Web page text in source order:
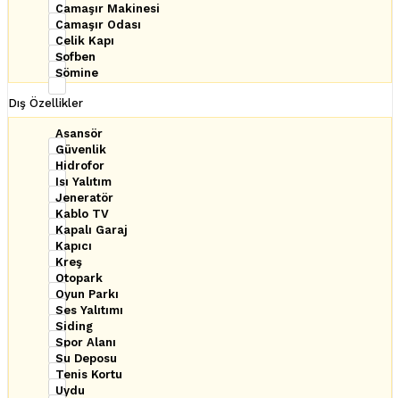
Çamaşır Makinesi
Çamaşır Odası
Çelik Kapı
Şofben
Şömine
Dış Özellikler
Asansör
Güvenlik
Hidrofor
Isı Yalıtım
Jeneratör
Kablo TV
Kapalı Garaj
Kapıcı
Kreş
Otopark
Oyun Parkı
Ses Yalıtımı
Siding
Spor Alanı
Su Deposu
Tenis Kortu
Uydu